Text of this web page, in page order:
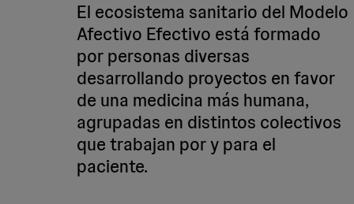
El ecosistema sanitario del Modelo
Afectivo Efectivo está formado
por personas diversas
desarrollando proyectos en favor
de una medicina más humana,
agrupadas en distintos colectivos
que trabajan por y para el
paciente.